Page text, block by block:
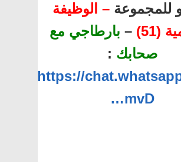
للمجموعة – الوظيفة
(51)
– بارطاجي مع
صحابك :
https://
…mvD